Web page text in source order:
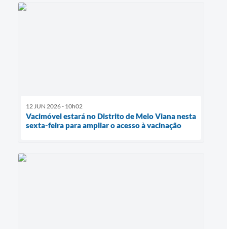
12 JUN 2026 - 10h02
Vacimóvel estará no Distrito de Melo Viana nesta
sexta-feira para ampliar o acesso à vacinação